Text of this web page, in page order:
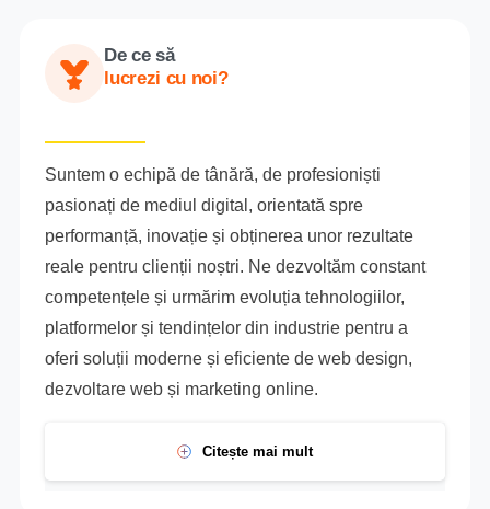
De ce să
lucrezi cu noi?
Suntem o echipă de tânără, de profesioniști
pasionați de mediul digital, orientată spre
performanță, inovație și obținerea unor rezultate
reale pentru clienții noștri. Ne dezvoltăm constant
competențele și urmărim evoluția tehnologiilor,
platformelor și tendințelor din industrie pentru a
oferi soluții moderne și eficiente de web design,
dezvoltare web și marketing online.
Citește mai mult